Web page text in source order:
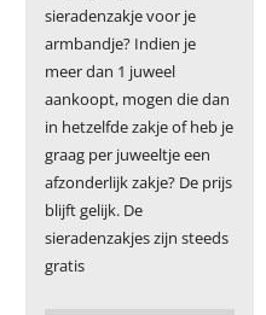
sieradenzakje voor je
armbandje? Indien je
meer dan 1 juweel
aankoopt, mogen die dan
in hetzelfde zakje of heb je
graag per juweeltje een
afzonderlijk zakje? De prijs
blijft gelijk. De
sieradenzakjes zijn steeds
gratis